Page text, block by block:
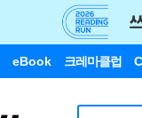
eBook 크레마클럽